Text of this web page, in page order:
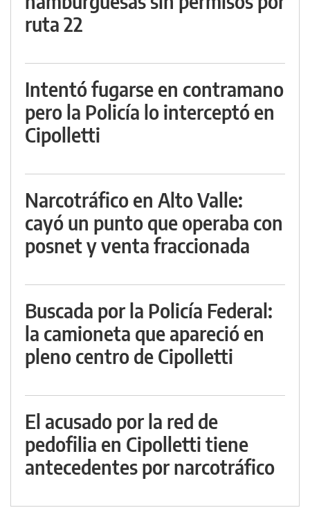
ruta 22
Intentó fugarse en contramano
pero la Policía lo interceptó en
Cipolletti
Narcotráfico en Alto Valle:
cayó un punto que operaba con
posnet y venta fraccionada
Buscada por la Policía Federal:
la camioneta que apareció en
pleno centro de Cipolletti
El acusado por la red de
pedofilia en Cipolletti tiene
antecedentes por narcotráfico